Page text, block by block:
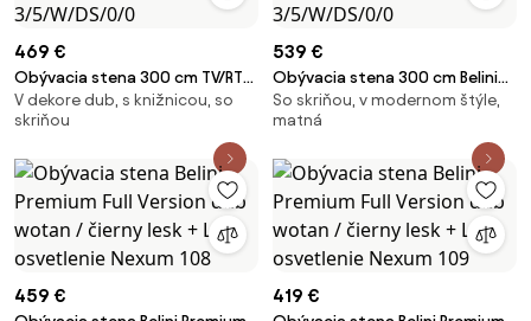
469 €
Obývacia stena 300 cm TV/RTV
dubová dub wotan dub
sonoma IMP PRIMO
V dekore dub, s knižnicou, so
skriňou
539 €
Obývacia stena 300 cm Belini
dub sonoma Imperium3 IMP
3/5/W/DS/0/0
So skriňou, v modernom štýle,
matná
459 € 419 €